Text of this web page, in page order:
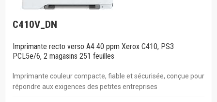
C410V_DN
Imprimante recto verso A4 40 ppm Xerox C410, PS3
PCL5e/6, 2 magasins 251 feuilles
Imprimante couleur compacte, fiable et sécurisée, conçue pour
répondre aux exigences des petites entreprises